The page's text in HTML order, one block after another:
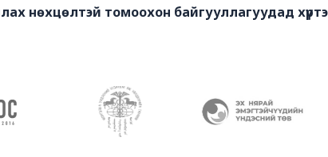
нөхцөлтэй томоохон байгууллагуудад